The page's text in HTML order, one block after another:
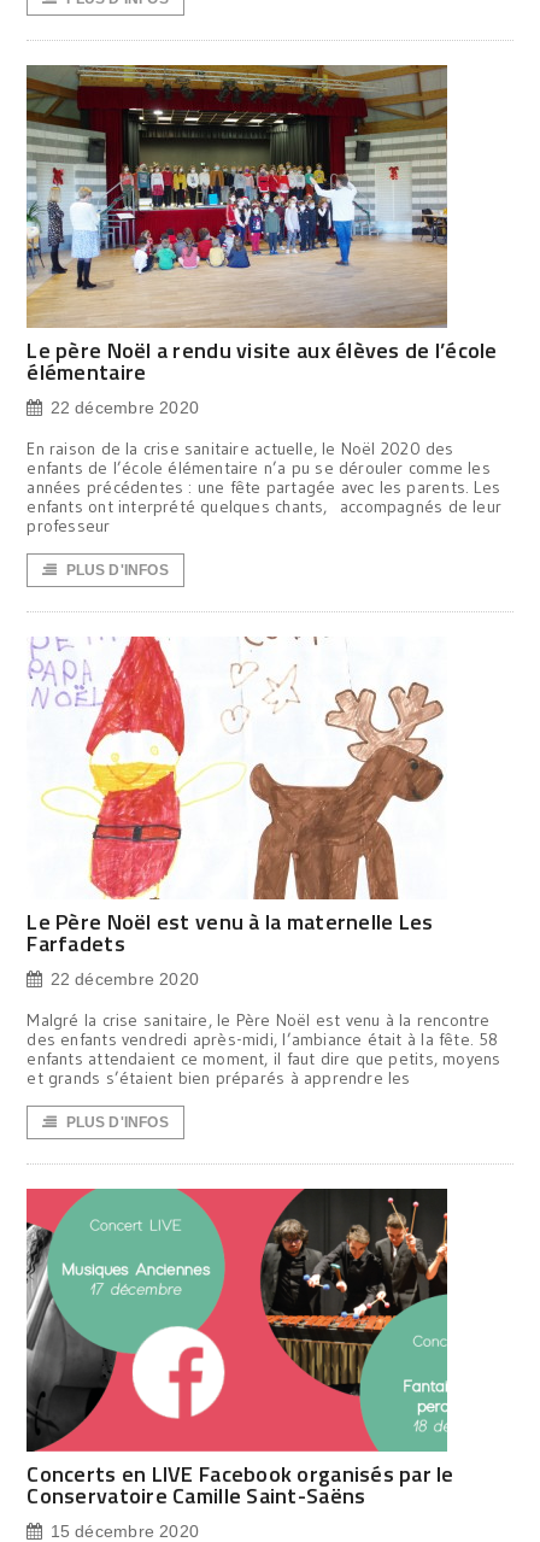
Le père Noël a rendu visite aux élèves de l’école
élémentaire
22 décembre 2020
En raison de la crise sanitaire actuelle, le Noël 2020 des
enfants de l’école élémentaire n’a pu se dérouler comme les
années précédentes : une fête partagée avec les parents. Les
enfants ont interprété quelques chants, accompagnés de leur
professeur
PLUS D'INFOS
Le Père Noël est venu à la maternelle Les
Farfadets
22 décembre 2020
Malgré la crise sanitaire, le Père Noël est venu à la rencontre
des enfants vendredi après-midi, l’ambiance était à la fête. 58
enfants attendaient ce moment, il faut dire que petits, moyens
et grands s’étaient bien préparés à apprendre les
PLUS D'INFOS
Concerts en LIVE Facebook organisés par le
Conservatoire Camille Saint-Saëns
15 décembre 2020